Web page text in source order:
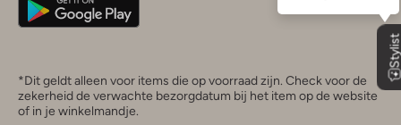
*Dit geldt alleen voor items die op voorraad zijn. Check voor de
zekerheid de verwachte bezorgdatum bij het item op de website
of in je winkelmandje.